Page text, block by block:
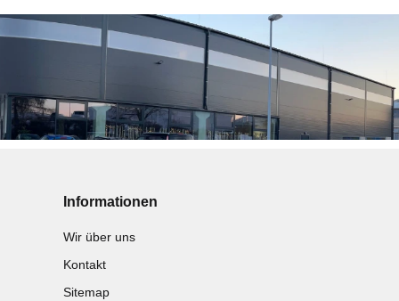
Informationen
Wir über uns
Kontakt
Sitemap